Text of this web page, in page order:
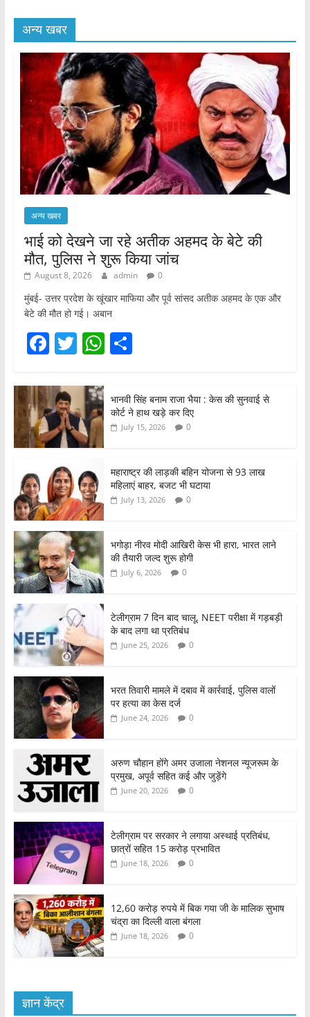
अन्य खबर
अन्य खबर
भाई को देखने जा रहे अतीक अहमद के बेटे की
मौत, पुलिस ने शुरू किया जांच
August 8, 2026 admin 0
मुंबई- उत्तर प्रदेश के खूंखार माफिया और पूर्व सांसद अतीक अहमद के एक और
बेटे की मौत हो गई। अबान
F
c
e
b
o
o
k
T
itt
er
W
s
A
p
S
ar
e
भानवी सिंह बनाम राजा भैया : केस की सुनवाई से
कोर्ट ने हाथ खड़े कर दिए
July 15, 2026 0
महाराष्ट्र की लाड़की बहिन योजना से 93 लाख
महिलाएं बाहर, बजट भी घटाया
July 13, 2026 0
भगोड़ा नीरव मोदी आखिरी केस भी हारा, भारत लाने
की तैयारी जल्द शुरू होगी
July 6, 2026 0
टेलीग्राम 7 दिन बाद चालू, NEET परीक्षा में गड़बड़ी
के बाद लगा था प्रतिबंध
June 25, 2026 0
भरत तिवारी मामले में दबाव में कार्रवाई, पुलिस वालों
पर हत्या का केस दर्ज
June 24, 2026 0
अरुण चौहान होंगे अमर उजाला नेशनल न्यूजरूम के
प्रमुख, अपूर्व सहित कई और जुड़ेंगे
June 20, 2026 0
टेलीग्राम पर सरकार ने लगाया अस्थाई प्रतिबंध,
छात्रों सहित 15 करोड़ प्रभावित
June 18, 2026 0
12,60 करोड़ रुपये में बिक गया जी के मालिक सुभाष
चंद्रा का दिल्ली वाला बंगला
June 18, 2026 0
ज्ञान केंद्र